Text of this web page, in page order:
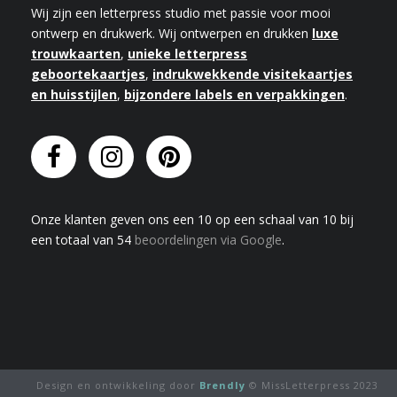
Wij zijn een letterpress studio met passie voor mooi
ontwerp en drukwerk. Wij ontwerpen en drukken luxe
trouwkaarten, unieke letterpress
geboortekaartjes, indrukwekkende visitekaartjes
en huisstijlen, bijzondere labels en verpakkingen.
Onze klanten geven ons een 10 op een schaal van 10 bij
een totaal van 54 beoordelingen via Google.
Design en ontwikkeling door Brendly © MissLetterpress 2023